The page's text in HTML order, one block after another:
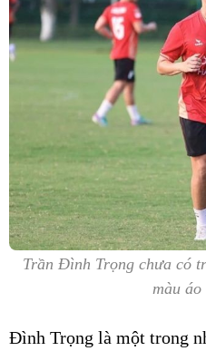
Trần Đình Trọng chưa có
màu áo
Đình Trọng là một trong